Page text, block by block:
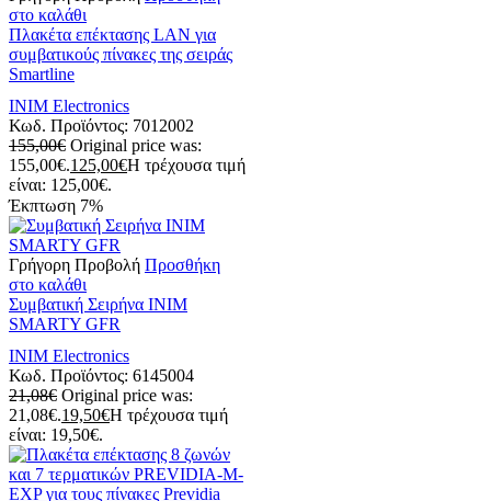
στο καλάθι
Πλακέτα επέκτασης LAN για
συμβατικούς πίνακες της σειράς
Smartline
INIM Electronics
Κωδ. Προϊόντος: 7012002
155,00€ Original price was:
155,00€.125,00€Η τρέχουσα τιμή
είναι: 125,00€.
Έκπτωση 7%
Γρήγορη Προβολή Προσθήκη
στο καλάθι
Συμβατική Σειρήνα INIM
SMARTY GFR
INIM Electronics
Κωδ. Προϊόντος: 6145004
21,08€ Original price was:
21,08€.19,50€Η τρέχουσα τιμή
είναι: 19,50€.